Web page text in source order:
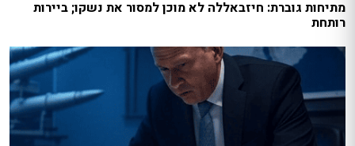
מתיחות גוברת: חיזבאללה לא מוכן למסור את נשקו; ביירות
רותחת